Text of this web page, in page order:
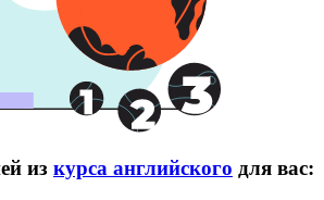
из курса английского для вас: